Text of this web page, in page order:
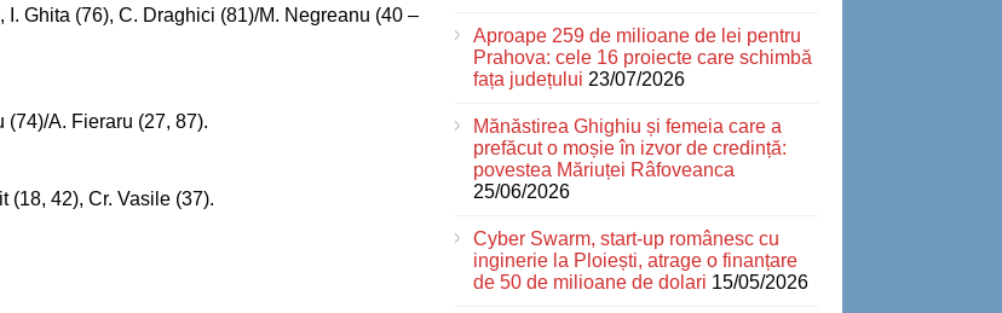
Ghita (76), C. Draghici (81)/M. Negreanu (40 –
(74)/A. Fieraru (27, 87).
(18, 42), Cr. Vasile (37).
Aproape 259 de milioane de lei pentru
Prahova: cele 16 proiecte care schimbă
fața județului 23/07/2026
Mănăstirea Ghighiu și femeia care a
prefăcut o moșie în izvor de credință:
povestea Măriuței Râfoveanca
25/06/2026
Cyber Swarm, start-up românesc cu
inginerie la Ploiești, atrage o finanțare
de 50 de milioane de dolari 15/05/2026